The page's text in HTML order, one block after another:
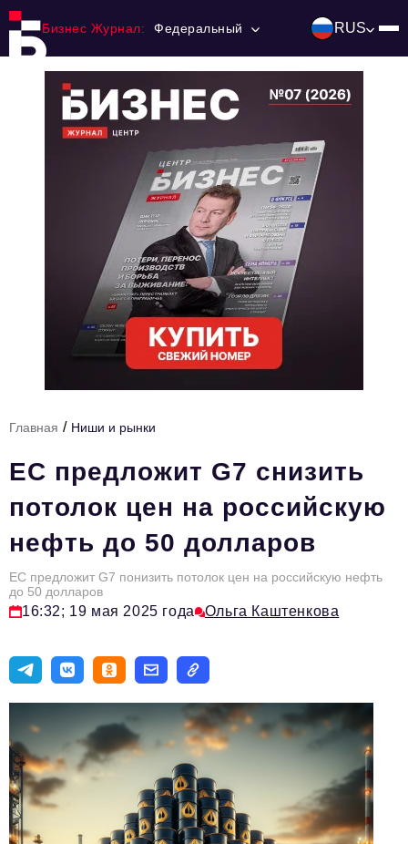
Бизнес Журнал: Федеральный RUS
Ниши и рынки
Технологии и тренды
HR
Персона номера
Юридический практикум
Стиль жизни
Туризм
ОПК
Авторские материалы
Видео
Телефон редакции:+7 495 727-01-67
Главная / Ниши и рынки
ЕС предложит G7 снизить
потолок цен на российскую
нефть до 50 долларов
ЕС предложит G7 понизить потолок цен на российскую нефть
до 50 долларов
16:32; 19 мая 2025 года Ольга Каштенкова